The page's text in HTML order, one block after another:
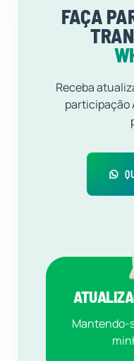
FAÇA
Receba
participação
Mantendo-